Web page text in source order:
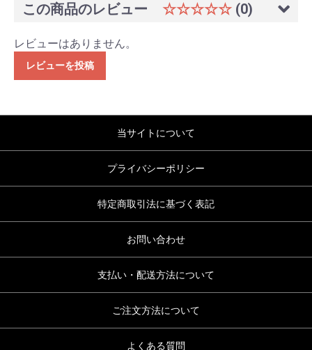
この商品のレビュー ☆☆☆☆☆ (0)
レビューはありません。
レビューを投稿
当サイトについて
プライバシーポリシー
特定商取引法に基づく表記
お問い合わせ
支払い・配送方法について
ご注文方法について
よくある質問